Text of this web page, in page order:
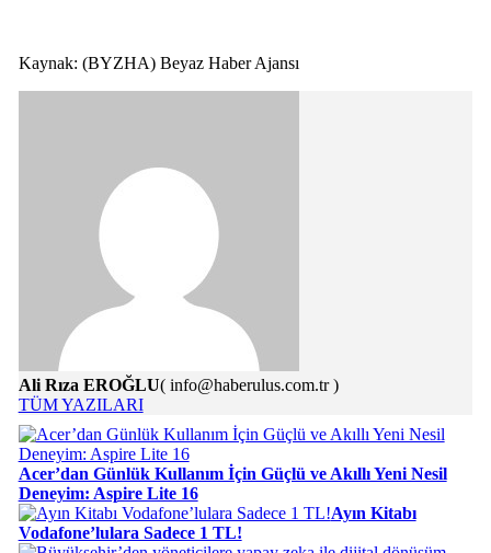
Kaynak: (BYZHA) Beyaz Haber Ajansı
Ali Rıza EROĞLU( info@haberulus.com.tr )
TÜM YAZILARI
Acer’dan Günlük Kullanım İçin Güçlü ve Akıllı Yeni Nesil
Deneyim: Aspire Lite 16
Ayın Kitabı
Vodafone’lulara Sadece 1 TL!